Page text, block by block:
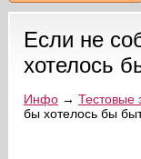
материалы
биржи
эфир
по форуму
Если не
хотелось
Инфо→ Тестовые
бы хотелось бы